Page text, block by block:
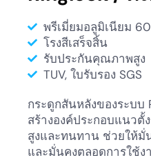
พรีเมี่ยมอลูมิเนียม
โรงสีเสร็จสิ้น
รับประกันคุณภาพสูง
TUV, ใบรับรอง SGS
กระดูกสันหลังของระบบ
สร้างองค์ประกอบแนวตั้
สูงและทนทาน ช่วยให้มั่
และมั่นคงตลอดการใช้ง